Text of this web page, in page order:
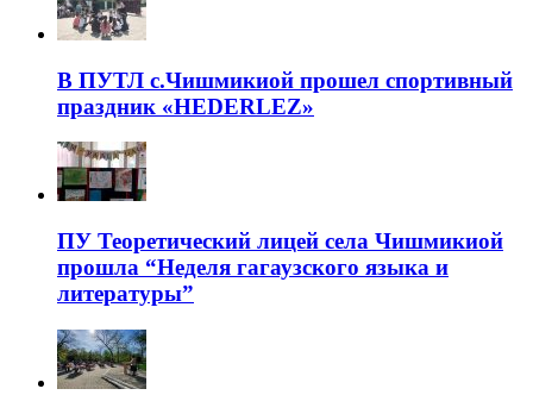
В ПУТЛ с.Чишмикиой прошел спортивный
праздник «HEDERLEZ»
ПУ Теоретический лицей села Чишмикиой
прошла “Неделя гагаузского языка и
литературы”